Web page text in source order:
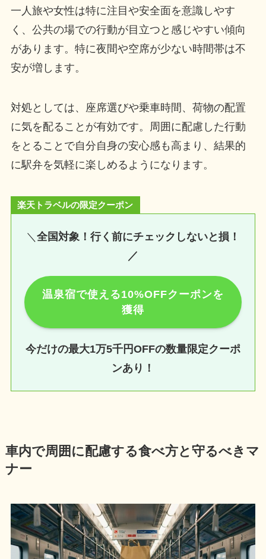
一人旅や女性は特に注目や安全面を意識しやす
く、公共の場での行動が目立つと感じやすい傾向
があります。特に夜間や空席が少ない時間帯は不
安が増します。
対処としては、座席選びや乗車時間、荷物の配置
に気を配ることが有効です。周囲に配慮した行動
をとることで自分自身の安心感も高まり、結果的
に駅弁を気軽に楽しめるようになります。
楽天トラベルの限定クーポン
＼ 全国対象！行く前にチェックしないと損！
／
温泉宿で使える10%OFFクーポンを
獲得
今だけの最大1万5千円OFFの数量限定クーポ
ンあり！
車内で周囲に配慮する食べ方と守るべきマ
ナー